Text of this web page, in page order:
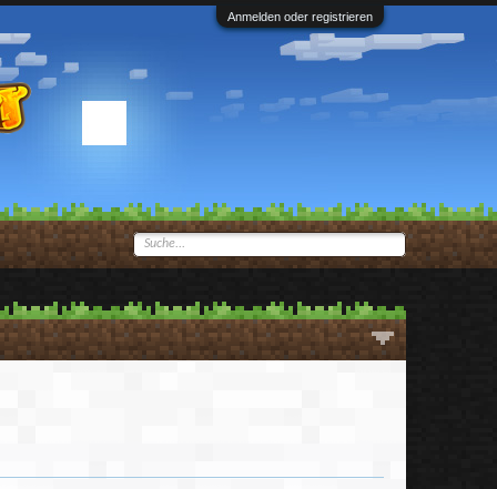
Anmelden oder registrieren